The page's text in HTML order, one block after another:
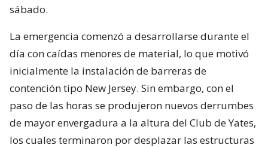
sábado.
La emergencia comenzó a desarrollarse durante el
día con caídas menores de material, lo que motivó
inicialmente la instalación de barreras de
contención tipo New Jersey. Sin embargo, con el
paso de las horas se produjeron nuevos derrumbes
de mayor envergadura a la altura del Club de Yates,
los cuales terminaron por desplazar las estructuras